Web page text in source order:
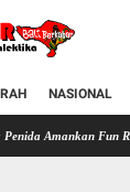
NASIONAL
Fun Run 7K Surya